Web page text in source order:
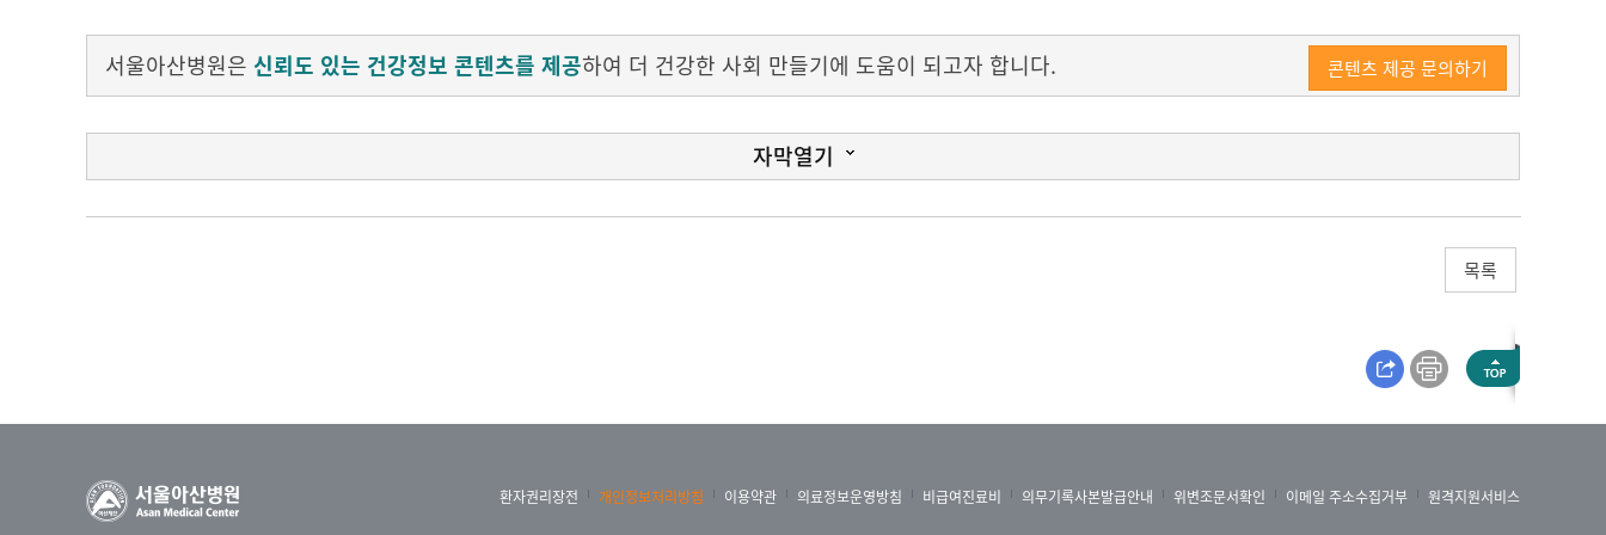
서울아산병원은 신뢰도 있는 건강정보 콘텐츠를 제공하여 더 건강한 사회 만들기에 도움이 되고자 합니다. 콘텐츠 제공 문의하기
자막열기
우리 재단은 창립 41주년을 기념해 학계 관련 전문가 150여 명을 초청해 '4차 산업혁명 시대와 일자리'라는 주제로 학술 심포지엄을 개최했습니다.
이날 심포지엄에서는 국내 벤처기업 발전의 토대를 마련한 이민화 KAIST 겸임교수의 기조연설을 시작으로 1부 '4차 산업혁명 시대 산업노동의 미래', 2부
우리는 이제 제 4차 산업혁명의 시대에 접어들고 있습니다 로봇, AI, 나노, 바이오, 그리고 3D 프린팅으로 대변되는 4차 산업혁명은 우리에게 또 한 번의 큰
도전과 기회라고 보입니다 오늘의 발제와 토론이 우리가 당면한 도전들의 본질에 대하여 생각해 보는 소중한 시간이 되기를 바랍니다 오늘 참석해주신 여
러분께 다시 한번 감사드립니다 고맙습니다
올해로 창립 41주년을 맞는 아산재단은 인공지능과 로봇공학, 빅데이터, 사물인터넷 등 정보통신기술이 융합한 4차 산업혁명 시대에 다양한 분야가 변화
에 직면해 있는 현실을 고려해 이번 심포지엄 주제로 정하고 4차 산업혁명 시대에 필요한 일자리 창출 방안 및 인재 교육 방향을 논의했습니다.
목록
환자권리장전 개인정보처리방침 이용약관 의료정보운영방침 비급여진료비 의무기록사본발급안내 위변조문서확인 이메일 주소수집거부 원격지원서비스